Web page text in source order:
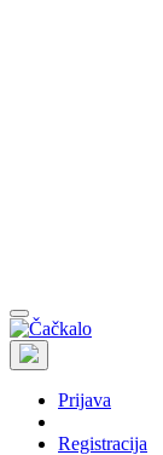
Prijava
Registracija